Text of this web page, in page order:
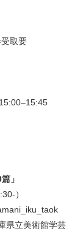
取要
」
）
県立美術館学芸